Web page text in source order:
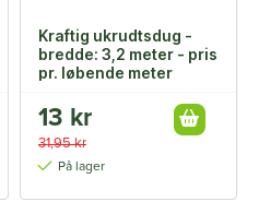
Kraftig ukrudtsdug -
bredde: 3,2 meter - pris
pr. løbende meter
13 kr
31,95 kr
På lager